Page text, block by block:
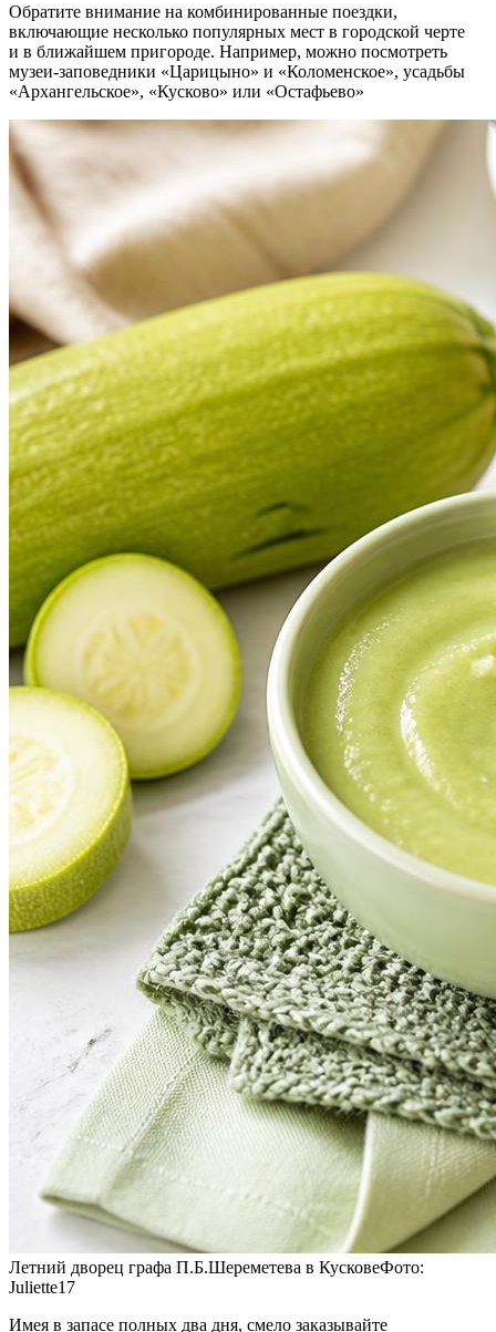
Обратите внимание на комбинированные поездки,
включающие несколько популярных мест в городской черте
и в ближайшем пригороде. Например, можно посмотреть
музеи-заповедники «Царицыно» и «Коломенское», усадьбы
«Архангельское», «Кусково» или «Остафьево»
Летний дворец графа П.Б.Шереметева в КусковеФото:
Juliette17
Имея в запасе полных два дня, смело заказывайте